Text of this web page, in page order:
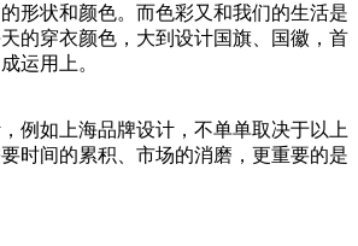
形状和颜色。而色彩又和我们的生活是
的穿衣颜色，大到设计国旗、国徽，首
运用上。
例如上海品牌设计，不单单取决于以上
时间的累积、市场的消磨，更重要的是